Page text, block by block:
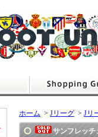
ホーム > Jリーグ > Jリ
サンフレッチ